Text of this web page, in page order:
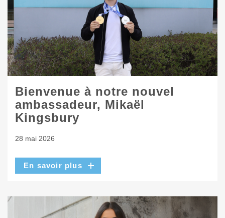
Bienvenue à notre nouvel
ambassadeur, Mikaël
Kingsbury
28 mai 2026
En savoir plus